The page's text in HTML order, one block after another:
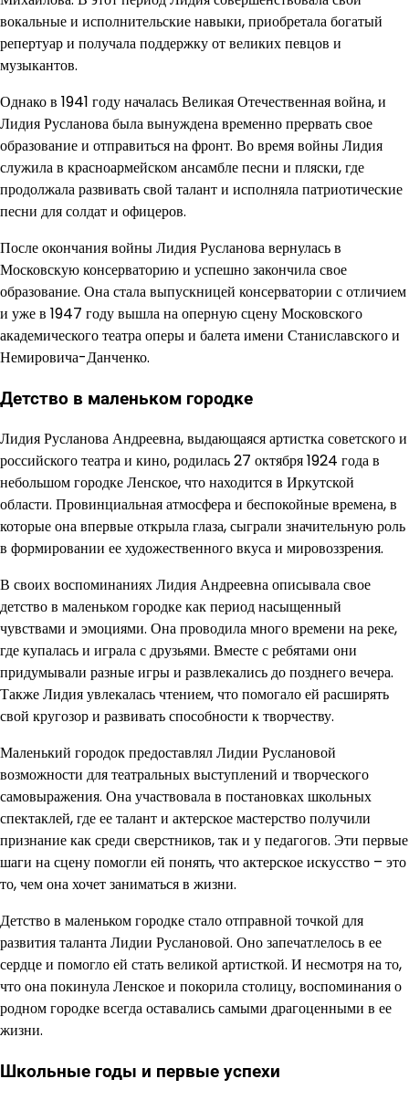
вокальные и исполнительские навыки, приобретала богатый
репертуар и получала поддержку от великих певцов и
музыкантов.
Однако в 1941 году началась Великая Отечественная война, и
Лидия Русланова была вынуждена временно прервать свое
образование и отправиться на фронт. Во время войны Лидия
служила в красноармейском ансамбле песни и пляски, где
продолжала развивать свой талант и исполняла патриотические
песни для солдат и офицеров.
После окончания войны Лидия Русланова вернулась в
Московскую консерваторию и успешно закончила свое
образование. Она стала выпускницей консерватории с отличием
и уже в 1947 году вышла на оперную сцену Московского
академического театра оперы и балета имени Станиславского и
Немировича-Данченко.
Детство в маленьком городке
Лидия Русланова Андреевна, выдающаяся артистка советского и
российского театра и кино, родилась 27 октября 1924 года в
небольшом городке Ленское, что находится в Иркутской
области. Провинциальная атмосфера и беспокойные времена, в
которые она впервые открыла глаза, сыграли значительную роль
в формировании ее художественного вкуса и мировоззрения.
В своих воспоминаниях Лидия Андреевна описывала свое
детство в маленьком городке как период насыщенный
чувствами и эмоциями. Она проводила много времени на реке,
где купалась и играла с друзьями. Вместе с ребятами они
придумывали разные игры и развлекались до позднего вечера.
Также Лидия увлекалась чтением, что помогало ей расширять
свой кругозор и развивать способности к творчеству.
Маленький городок предоставлял Лидии Руслановой
возможности для театральных выступлений и творческого
самовыражения. Она участвовала в постановках школьных
спектаклей, где ее талант и актерское мастерство получили
признание как среди сверстников, так и у педагогов. Эти первые
шаги на сцену помогли ей понять, что актерское искусство – это
то, чем она хочет заниматься в жизни.
Детство в маленьком городке стало отправной точкой для
развития таланта Лидии Руслановой. Оно запечатлелось в ее
сердце и помогло ей стать великой артисткой. И несмотря на то,
что она покинула Ленское и покорила столицу, воспоминания о
родном городке всегда оставались самыми драгоценными в ее
жизни.
Школьные годы и первые успехи